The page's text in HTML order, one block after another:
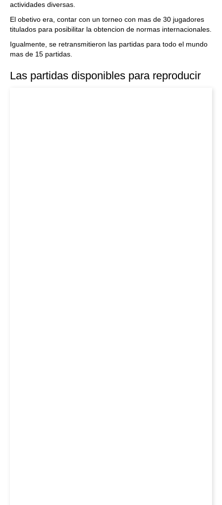
actividades diversas.
El obetivo era, contar con un torneo con mas de 30 jugadores
titulados para posibilitar la obtencion de normas internacionales.
Igualmente, se retransmitieron las partidas para todo el mundo
mas de 15 partidas.
Las partidas disponibles para reproducir